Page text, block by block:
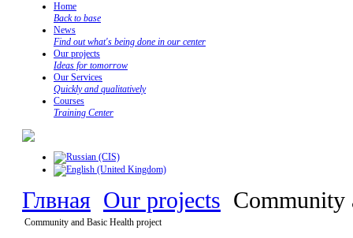
Home
Back to base
News
Find out what's being done in our center
Our projects
Ideas for tomorrow
Our Services
Quickly and qualitatively
Courses
Training Center
Глвная Our projects Community
Community and Basic Health project